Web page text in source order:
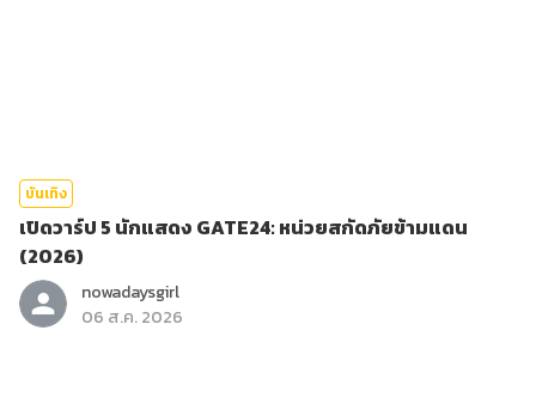
บันเทิง
เปิดวาร์ป 5 นักแสดง GATE24: หน่วยสกัดภัยข้ามแดน
(2026)
nowadaysgirl
06 ส.ค. 2026